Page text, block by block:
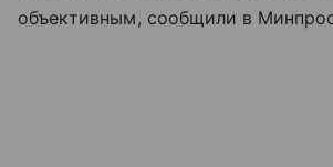
объективным, сообщили в